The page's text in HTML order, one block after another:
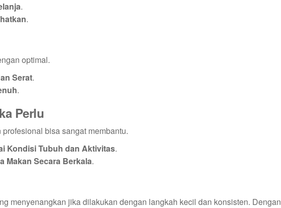
.
.
optimal.
Serat.
.
Perlu
bisa sangat membantu.
Kondisi Tubuh dan Aktivitas.
Makan Secara Berkala.
menyenangkan jika dilakukan dengan langkah kecil dan konsisten. Dengan